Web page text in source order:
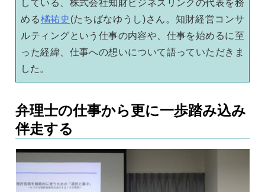
している、株式会社知財ビジネスリンクの代表を務
める橘祐史 (たちばなゆうし)さん。知財経営コンサ
ルティングという仕事の内容や、仕事を始めるに至
った経緯、仕事への想いについて語っていただきま
した。
弁理士の仕事から更に一歩踏み込み
伴走する